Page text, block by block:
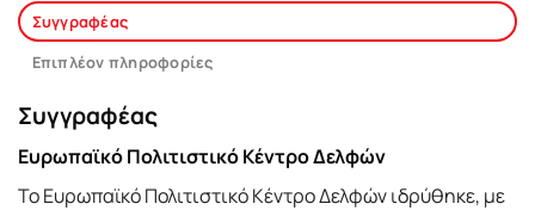
Συγγραφέας
Επιπλέον πληροφορίες
Συγγραφέας
Ευρωπαϊκό Πολιτιστικό Κέντρο Δελφών
Το Ευρωπαϊκό Πολιτιστικό Κέντρο Δελφών ιδρύθηκε, με